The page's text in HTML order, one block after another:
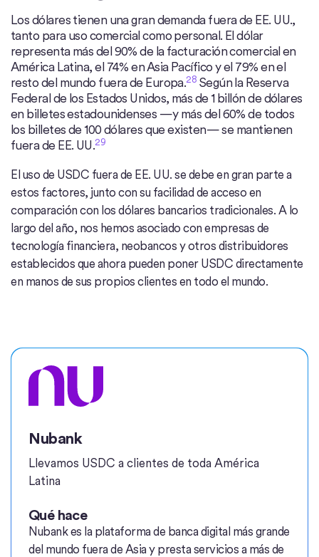
Los dólares tienen una gran demanda fuera de EE. UU.,
tanto para uso comercial como personal. El dólar
representa más del 90% de la facturación comercial en
América Latina, el 74% en Asia Pacífico y el 79% en el
resto del mundo fuera de Europa.28 Según la Reserva
Federal de los Estados Unidos, más de 1 billón de dólares
en billetes estadounidenses —y más del 60% de todos
los billetes de 100 dólares que existen— se mantienen
fuera de EE. UU.29
El uso de USDC fuera de EE. UU. se debe en gran parte a
estos factores, junto con su facilidad de acceso en
comparación con los dólares bancarios tradicionales. A lo
largo del año, nos hemos asociado con empresas de
tecnología financiera, neobancos y otros distribuidores
establecidos que ahora pueden poner USDC directamente
en manos de sus propios clientes en todo el mundo.
Nubank
Llevamos USDC a clientes de toda América
Latina
Qué hace
Nubank es la plataforma de banca digital más grande
del mundo fuera de Asia y presta servicios a más de